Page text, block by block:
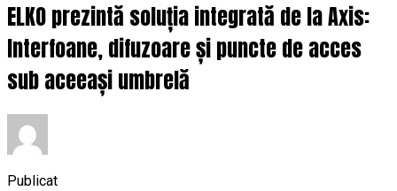
ELKO prezintă soluția integrată de la Axis:
Interfoane, difuzoare și puncte de acces
sub aceeași umbrelă
Publicat